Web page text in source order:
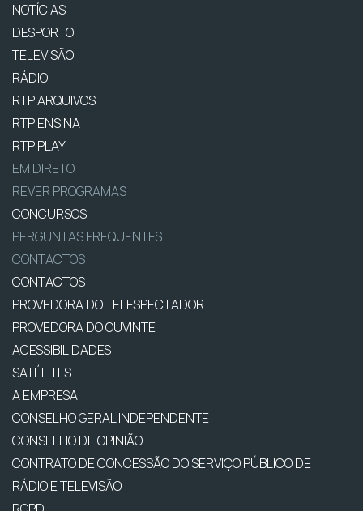
NOTÍCIAS
DESPORTO
TELEVISÃO
RÁDIO
RTP ARQUIVOS
RTP ENSINA
RTP PLAY
EM DIRETO
REVER PROGRAMAS
CONCURSOS
PERGUNTAS FREQUENTES
CONTACTOS
CONTACTOS
PROVEDORA DO TELESPECTADOR
PROVEDORA DO OUVINTE
ACESSIBILIDADES
SATÉLITES
A EMPRESA
CONSELHO GERAL INDEPENDENTE
CONSELHO DE OPINIÃO
CONTRATO DE CONCESSÃO DO SERVIÇO PÚBLICO DE
RÁDIO E TELEVISÃO